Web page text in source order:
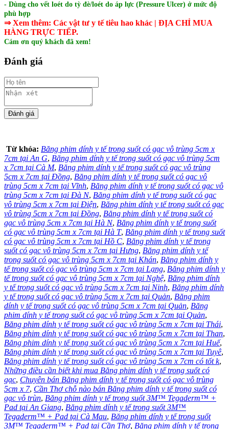
- Dùng cho vết loét do tỳ đè/loét do áp lực (Pressure Ulcer) ở mức độ
phù hợp
⇒ Xem thêm: Các vật tư y tế tiêu hao khác | ĐỊA CHỈ MUA
HÀNG TRỰC TIẾP.
Cám ơn quý khách đã xem!
Đánh giá
Từ khóa: Băng phim dính y tế trong suốt có gạc vô trùng 5cm x
7cm tại An G, Băng phim dính y tế trong suốt có gạc vô trùng 5cm
x 7cm tại Cà M, Băng phim dính y tế trong suốt có gạc vô trùng
5cm x 7cm tại Đồng, Băng phim dính y tế trong suốt có gạc vô
trùng 5cm x 7cm tại Vĩnh, Băng phim dính y tế trong suốt có gạc vô
trùng 5cm x 7cm tại Đà N, Băng phim dính y tế trong suốt có gạc
vô trùng 5cm x 7cm tại Điện, Băng phim dính y tế trong suốt có gạc
vô trùng 5cm x 7cm tại Đồng, Băng phim dính y tế trong suốt có
gạc vô trùng 5cm x 7cm tại Hà N, Băng phim dính y tế trong suốt
có gạc vô trùng 5cm x 7cm tại Hà T, Băng phim dính y tế trong suốt
có gạc vô trùng 5cm x 7cm tại Hồ C, Băng phim dính y tế trong
suốt có gạc vô trùng 5cm x 7cm tại Hưng, Băng phim dính y tế
trong suốt có gạc vô trùng 5cm x 7cm tại Khán, Băng phim dính y
tế trong suốt có gạc vô trùng 5cm x 7cm tại Lạng, Băng phim dính y
tế trong suốt có gạc vô trùng 5cm x 7cm tại Nghệ, Băng phim dính
y tế trong suốt có gạc vô trùng 5cm x 7cm tại Ninh, Băng phim dính
y tế trong suốt có gạc vô trùng 5cm x 7cm tại Quản, Băng phim
dính y tế trong suốt có gạc vô trùng 5cm x 7cm tại Quản, Băng
phim dính y tế trong suốt có gạc vô trùng 5cm x 7cm tại Quản,
Băng phim dính y tế trong suốt có gạc vô trùng 5cm x 7cm tại Thái,
Băng phim dính y tế trong suốt có gạc vô trùng 5cm x 7cm tại Than,
Băng phim dính y tế trong suốt có gạc vô trùng 5cm x 7cm tại Huế,
Băng phim dính y tế trong suốt có gạc vô trùng 5cm x 7cm tại Tuyê,
Băng phim dính y tế trong suốt có gạc vô trùng 5cm x 7cm có tốt k,
Những điều cần biết khi mua Băng phim dính y tế trong suốt có
gạc, Chuyên bán Băng phim dính y tế trong suốt có gạc vô trùng
5cm x 7, Cần Thơ chỗ nào bán Băng phim dính y tế trong suốt có
gạc vô trùn, Băng phim dính y tế trong suốt 3M™ Tegaderm™ +
Pad tại An Giang, Băng phim dính y tế trong suốt 3M™
Tegaderm™ + Pad tại Cà Mau, Băng phim dính y tế trong suốt
3M™ Tegaderm™ + Pad tại Cần Thơ, Băng phim dính y tế trong